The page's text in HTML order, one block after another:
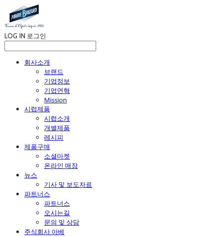
LOG IN 로그인
회사소개
브랜드
기업정보
기업연혁
Mission
시럽제품
시럽소개
개별제품
레시피
제품구매
소셜마켓
온라인 매장
뉴스
기사 및 보도자료
파트너스
파트너스
오시는길
문의 및 상담
주식회사 아베